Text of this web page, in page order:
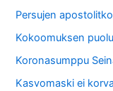
Persujen
Kokoomuksen
Koronasumppu
Kasvomaski ei